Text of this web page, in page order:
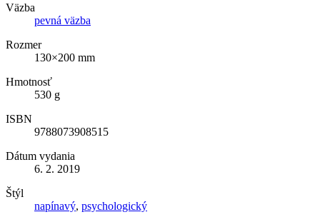
Väzba
pevná väzba
Rozmer
130×200 mm
Hmotnosť
530 g
ISBN
9788073908515
Dátum vydania
6. 2. 2019
Štýl
napínavý, psychologický